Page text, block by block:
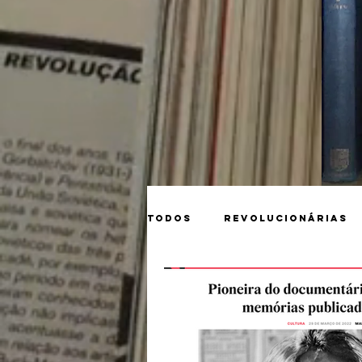
Todos Revolucionárias
Matérias Tarkóvski
Guerra na Ucrânia